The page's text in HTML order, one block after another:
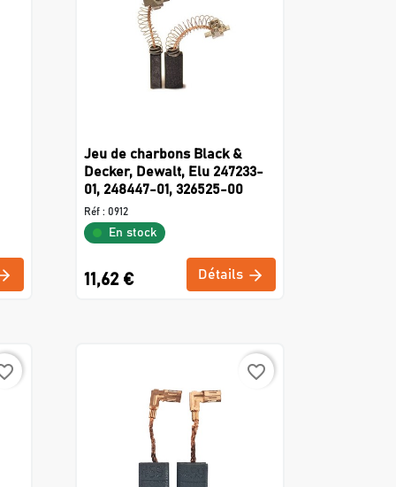
Jeu de charbons Black &
Decker, Dewalt, Elu 247233-
01, 248447-01, 326525-00
Réf : 0912
En stock
11,62 € Détails
favorite_border